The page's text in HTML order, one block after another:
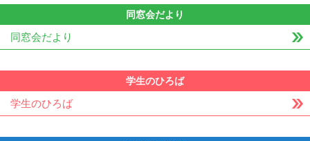
同窓会だより
同窓会だより
学生のひろば
学生のひろば